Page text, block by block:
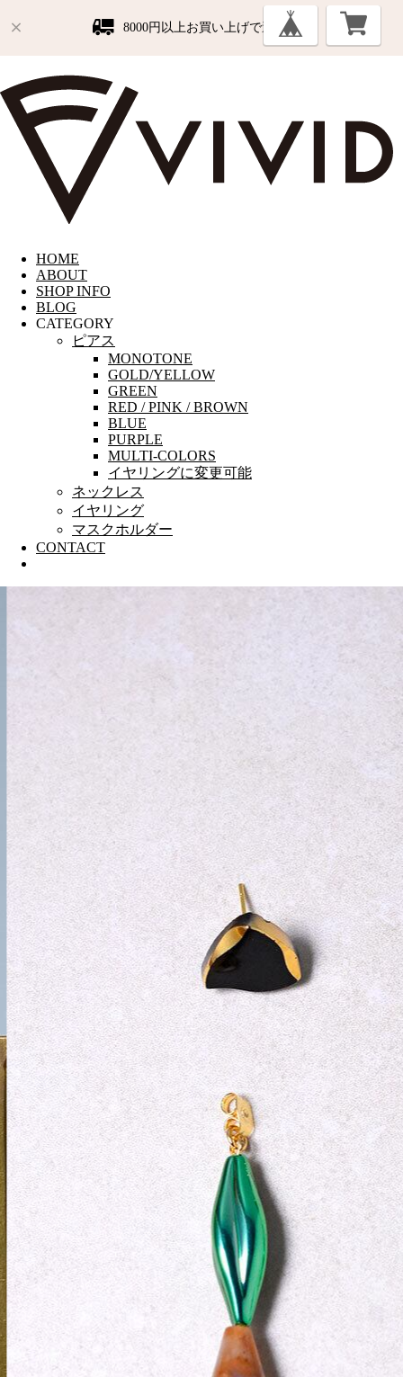
8000円以上お買い上げで送料無料
HOME
ABOUT
SHOP INFO
BLOG
CATEGORY
ピアス
MONOTONE
GOLD/YELLOW
GREEN
RED / PINK / BROWN
BLUE
PURPLE
MULTI-COLORS
イヤリングに変更可能
ネックレス
イヤリング
マスクホルダー
CONTACT